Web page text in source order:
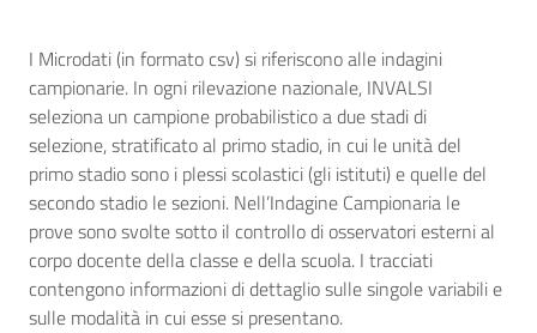
I Microdati (in formato csv) si riferiscono alle indagini
campionarie. In ogni rilevazione nazionale, INVALSI
seleziona un campione probabilistico a due stadi di
selezione, stratificato al primo stadio, in cui le unità del
primo stadio sono i plessi scolastici (gli istituti) e quelle del
secondo stadio le sezioni. Nell’Indagine Campionaria le
prove sono svolte sotto il controllo di osservatori esterni al
corpo docente della classe e della scuola. I tracciati
contengono informazioni di dettaglio sulle singole variabili e
sulle modalità in cui esse si presentano.